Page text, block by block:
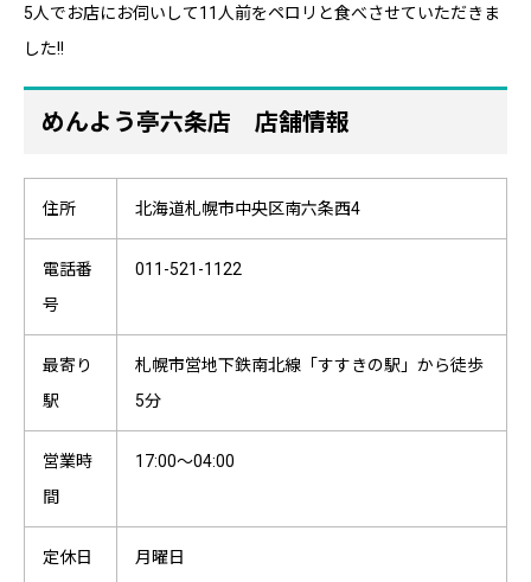
5人でお店にお伺いして11人前をペロリと食べさせていただきま
した!!
めんよう亭六条店 店舗情報
住所 北海道札幌市中央区南六条西4
電話番
号
011-521-1122
最寄り
駅
札幌市営地下鉄南北線「すすきの駅」から徒歩
5分
営業時
間
17:00～04:00
定休日
月曜日